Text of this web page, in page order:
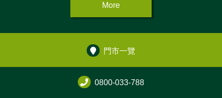
More
門市一覽
0800-033-788